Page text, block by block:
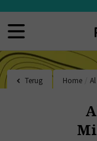
Terug Home